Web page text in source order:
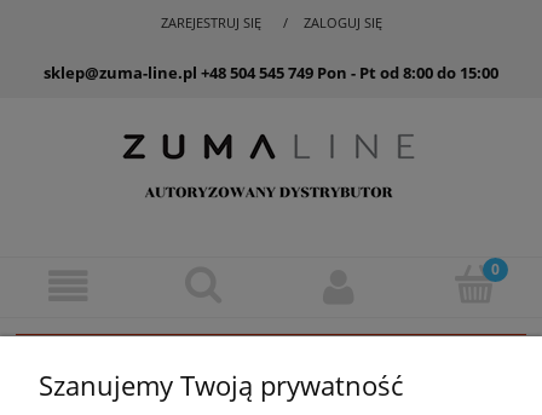
ZAREJESTRUJ SIĘ ZALOGUJ SIĘ
sklep@zuma-line.pl +48 504 545 749 Pon - Pt od 8:00 do 15:00
Szanujemy Twoją prywatność